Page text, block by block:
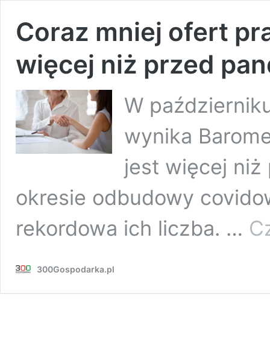
Coraz mniej ofert
więcej niż przed
W
wynika
jest więcej niż
okresie odbudowy
rekordowa ich liczba. …
300Gospodarka.pl